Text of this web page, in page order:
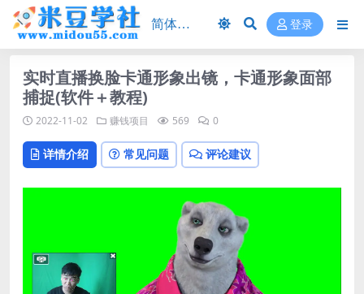
登录
实时直播换脸卡通形象出镜，卡通形象面部
捕捉(软件＋教程)
2022-11-02 赚钱项目 569 0
详情介绍 常见问题 评论建议